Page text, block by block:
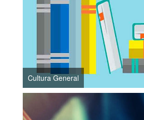
Cultura General